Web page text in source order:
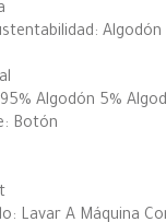
Algodón 5%
Botón
Lavar A Máquina